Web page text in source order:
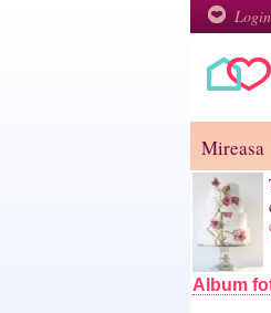
Mireasa
Album